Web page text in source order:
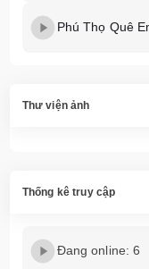
Phú Thọ Quê
Thư viện ảnh
Thống kê truy cập
Đang online: 6